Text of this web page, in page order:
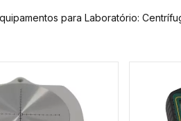
para Laboratório: